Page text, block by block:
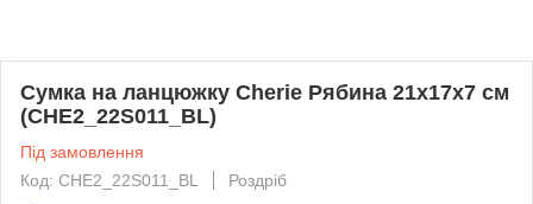
Сумка на ланцюжку Cherie Рябина 21x17x7 см
(CHE2_22S011_BL)
Під замовлення
Код: CHE2_22S011_BL
Роздріб